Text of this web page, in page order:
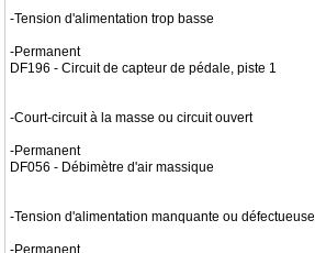
-Tension d'alimentation trop basse
-Permanent
DF196 - Circuit de capteur de pédale, piste 1
-Court-circuit à la masse ou circuit ouvert
-Permanent
DF056 - Débimètre d'air massique
-Tension d'alimentation manquante ou défectueuse
-Permanent